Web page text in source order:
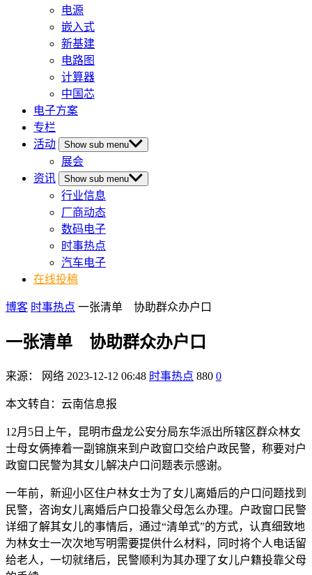
电源
嵌入式
新基建
电路图
计算器
中国芯
电子方案
专栏
活动
Show sub menu
展会
资讯
Show sub menu
行业信息
厂商动态
数码电子
时事热点
汽车电子
在线投稿
博客 时事热点 一张清单 协助群众办户口
一张清单 协助群众办户口
来源： 网络 2023-12-12 06:48 时事热点 880 0
本文转自：云南信息报
12月5日上午，昆明市盘龙公安分局东华派出所辖区群众林女
士母女俩捧着一副锦旗来到户政窗口交给户政民警，称要对户
政窗口民警为其女儿解决户口问题表示感谢。
一年前，新迎小区住户林女士为了女儿离婚后的户口问题找到
民警，咨询女儿离婚后户口投靠父母怎么办理。户政窗口民警
详细了解其女儿的事情后，通过“清单式”的方式，认真细致地
为林女士一次次地写明需要提供什么材料，同时将个人电话留
给老人，一切就绪后，民警顺利为其办理了女儿户籍投靠父母